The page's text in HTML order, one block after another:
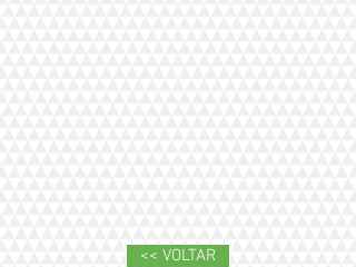
<< VOLTAR